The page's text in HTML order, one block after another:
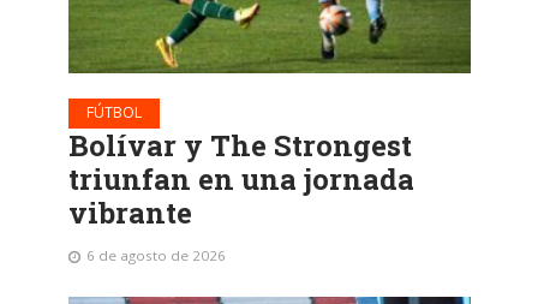
FÚTBOL
Bolívar y The Strongest
triunfan en una jornada
vibrante
6 de agosto de 2026